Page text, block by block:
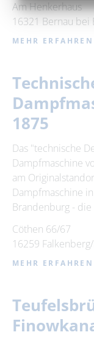
Am Henkerhaus
16321 Bernau bei
MEHR ERFAHREN
1875
Das "technische
Dampfmaschine
am
Dampfmaschine
Brandenburg -
Cöthen 66/67
16259
MEHR ERFAHREN